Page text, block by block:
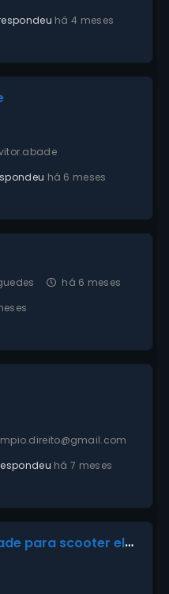
há 4 meses
há 6 meses
há 6 meses
há 7 meses
Desbloqueio de velocidade para scooter eletrica Sol 1000w